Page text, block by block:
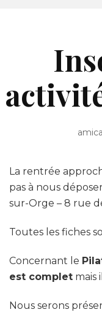
La rentrée
pas à nous
sur-Orge – 8 rue
Toutes les fiches
Concernant le
est complet mais
Nous serons